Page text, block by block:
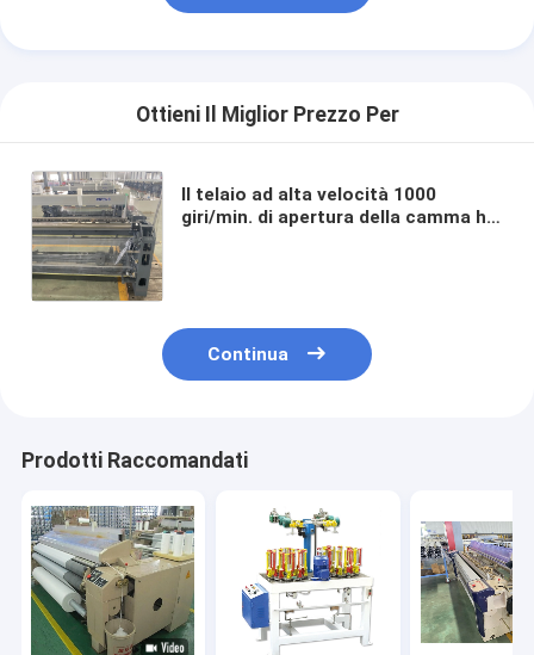
Ottieni Il Miglior Prezzo Per
Il telaio ad alta velocità 1000
giri/min. di apertura della camma ha
Continua
Prodotti Raccomandati